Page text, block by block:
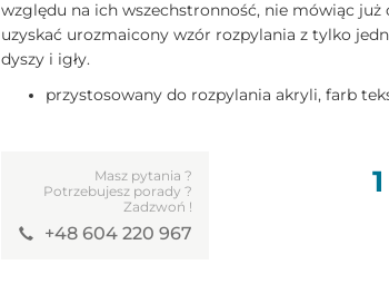
względu na ich wszechstronność, nie mówiąc
uzyskać urozmaicony wzór rozpylania z tylko
dyszy i igły.
przystosowany do rozpylania akryli, farb
Masz pytania ?
Potrzebujesz porady ?
Zadzwoń !
+48 604 220 967